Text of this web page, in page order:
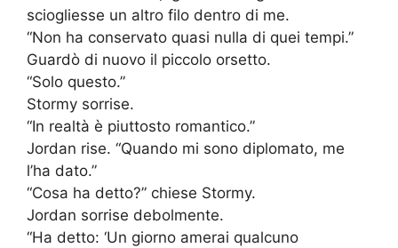
sciogliesse un altro filo dentro di me.
“Non ha conservato quasi nulla di quei tempi.”
Guardò di nuovo il piccolo orsetto.
“Solo questo.”
Stormy sorrise.
“In realtà è piuttosto romantico.”
Jordan rise. “Quando mi sono diplomato, me
l’ha dato.”
“Cosa ha detto?” chiese Stormy.
Jordan sorrise debolmente.
“Ha detto: ‘Un giorno amerai qualcuno